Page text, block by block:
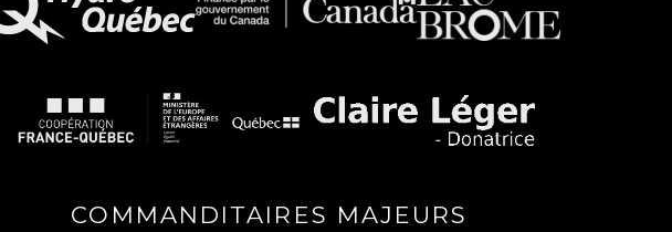
COMMANDITAIRES MAJEURS